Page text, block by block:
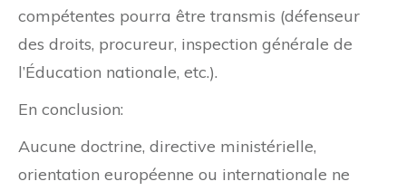
compétentes pourra être transmis (défenseur
des droits, procureur, inspection générale de
l’Éducation nationale, etc.).
En conclusion:
Aucune doctrine, directive ministérielle,
orientation européenne ou internationale ne